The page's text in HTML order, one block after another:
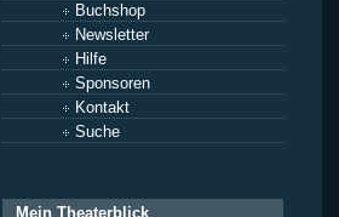
Buchshop
Newsletter
Hilfe
Sponsoren
Kontakt
Suche
Mein Theaterblick